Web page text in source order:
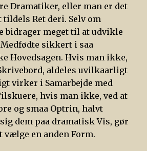
Dramatiker, eller man er det
Ret deri. Selv om
bidrager meget til at udvikle
sikkert i saa
Hovedsagen. Hvis man ikke,
aldeles uvilkaarligt
virker i Samarbejde med
hvis man ikke, ved at
og smaa Optrin, halvt
dem paa dramatisk Vis, gør
vælge en anden Form.